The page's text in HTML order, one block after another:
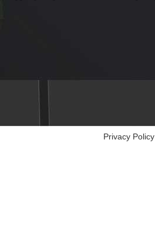
Privacy Policy